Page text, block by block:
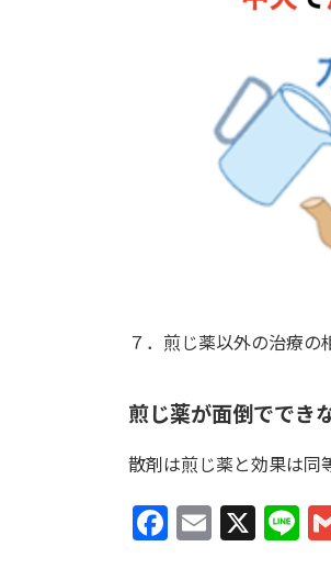
７．煎じ薬以外の治療の
煎じ薬が面倒ででき
散剤は煎じ薬と効果は同
F
E
X
Li